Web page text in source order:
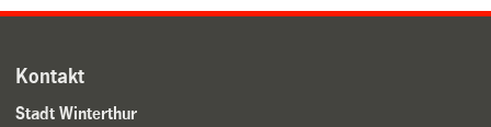
Kontakt
Stadt Winterthur